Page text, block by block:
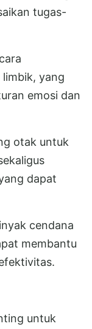
tugas-
yang
emosi dan
otak untuk
dapat
cendana
membantu
untuk